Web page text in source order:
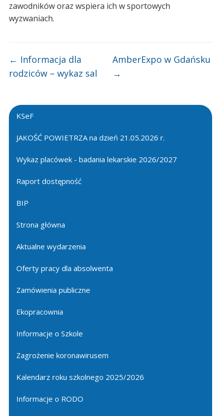
KSeF
JAKOŚĆ POWIETRZA na dzień 21.05.2026 r.
Wykaz placówek - badania lekarskie 2026/2027
Raport dostępność
BIP
Strona główna
Aktualne wydarzenia
Oferty pracy dla absolwenta
Zamówienia publiczne
Ekopracownia
Informacje o Szkole
Zagrożenie koronawirusem
Kalendarz roku szkolnego 2025/2026
Informacje o RODO
zawodników oraz wspiera ich w sportowych
wyzwaniach.
← Informacja dla
rodziców – wykaz sal
AmberExpo w Gdańsku
→